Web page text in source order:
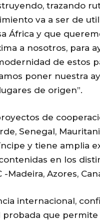
trazando
va a ser de
África y que
a nosotros, para
de estos
poner nuestra
de origen”.
de
Senegal,
y tiene amplia
en los
Madeira, Azores,
internacional,
probada que